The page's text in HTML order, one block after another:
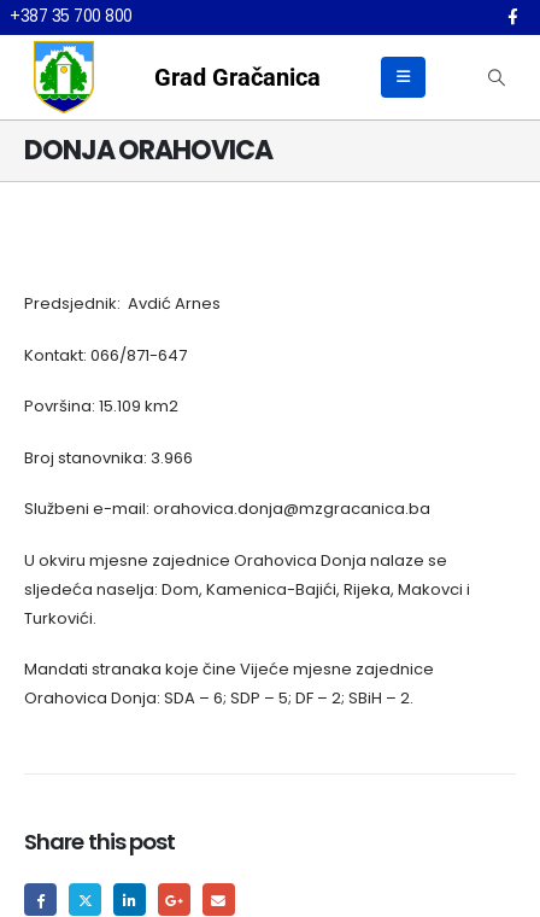
+387 35 700 800
Grad Gračanica
DONJA ORAHOVICA
Predsjednik: Avdić Arnes
Kontakt: 066/871-647
Površina: 15.109 km2
Broj stanovnika: 3.966
Službeni e-mail: orahovica.donja@mzgracanica.ba
U okviru mjesne zajednice Orahovica Donja nalaze se
sljedeća naselja: Dom, Kamenica-Bajići, Rijeka, Makovci i
Turkovići.
Mandati stranaka koje čine Vijeće mjesne zajednice
Orahovica Donja: SDA – 6; SDP – 5; DF – 2; SBiH – 2.
Share this post